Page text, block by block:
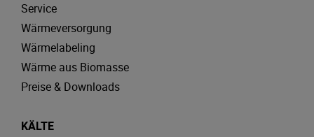
Service
Wärmeversorgung
Wärmelabeling
Wärme aus Biomasse
Preise & Downloads
KÄLTE